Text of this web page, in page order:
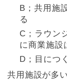
B；共用施
る
C；ラウン
に商業施設
D；目につ
共用施設が多